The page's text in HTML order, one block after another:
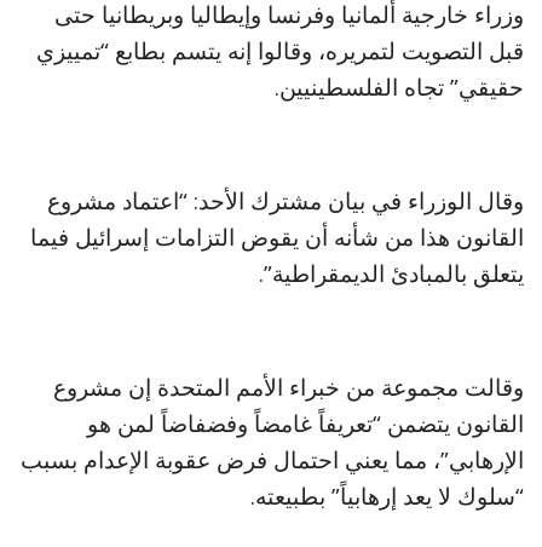
وزراء خارجية ألمانيا وفرنسا وإيطاليا وبريطانيا حتى
قبل التصويت لتمريره، وقالوا إنه يتسم بطابع “تمييزي
حقيقي” تجاه الفلسطينيين.
وقال الوزراء في بيان مشترك الأحد: “اعتماد مشروع
القانون هذا من شأنه أن يقوض التزامات إسرائيل فيما
يتعلق بالمبادئ الديمقراطية”.
وقالت مجموعة من خبراء الأمم المتحدة إن مشروع
القانون يتضمن “تعريفاً غامضاً وفضفاضاً لمن هو
الإرهابي”، مما يعني احتمال فرض عقوبة الإعدام بسبب
“سلوك لا يعد إرهابياً” بطبيعته.